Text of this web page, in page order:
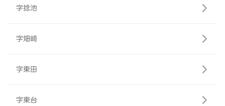
字捻池
字畑崎
字東田
字東台